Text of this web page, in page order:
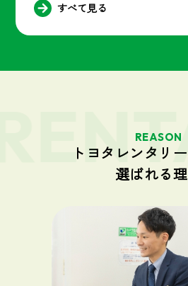
すべて見る
REASON
トヨタレンタリ
選ばれる